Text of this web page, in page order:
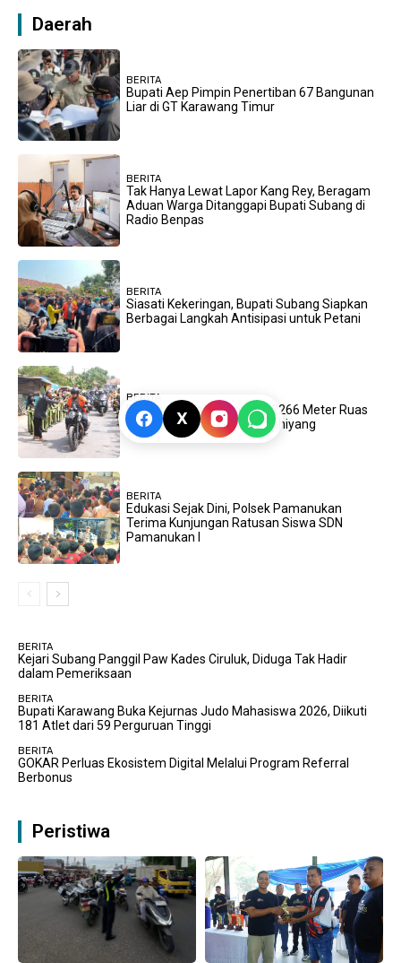
Daerah
BERITA
Bupati Aep Pimpin Penertiban 67 Bangunan
Liar di GT Karawang Timur
BERITA
Tak Hanya Lewat Lapor Kang Rey, Beragam
Aduan Warga Ditanggapi Bupati Subang di
Radio Benpas
BERITA
Siasati Kekeringan, Bupati Subang Siapkan
Berbagai Langkah Antisipasi untuk Petani
BERITA
Bupati Subang Resmikan 2266 Meter Ruas
Jalan Kabupaten di Desa Kihiyang
BERITA
Edukasi Sejak Dini, Polsek Pamanukan
Terima Kunjungan Ratusan Siswa SDN
Pamanukan I
BERITA
Kejari Subang Panggil Paw Kades Ciruluk, Diduga Tak Hadir
dalam Pemeriksaan
BERITA
Bupati Karawang Buka Kejurnas Judo Mahasiswa 2026, Diikuti
181 Atlet dari 59 Perguruan Tinggi
BERITA
GOKAR Perluas Ekosistem Digital Melalui Program Referral
Berbonus
Peristiwa
X